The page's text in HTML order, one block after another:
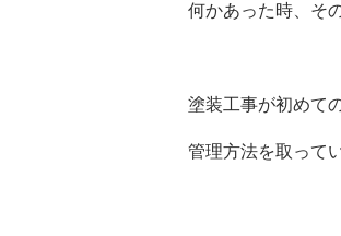
何かあった時、そ
塗装工事が初めて
管理方法を取って